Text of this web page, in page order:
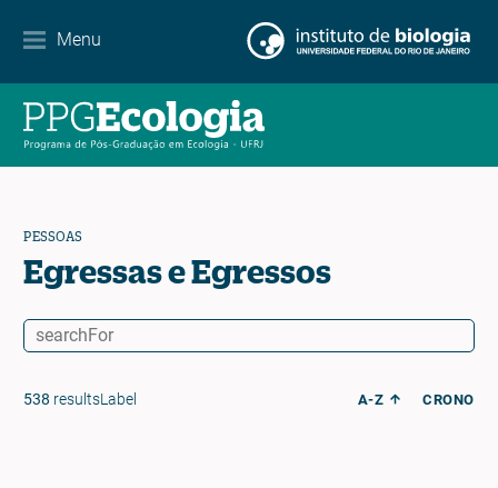
Menu
Agenda de eventos
Notícias
Contato
PESSOAS
Egressas e Egressos
538 resultsLabel A-Z CRONO